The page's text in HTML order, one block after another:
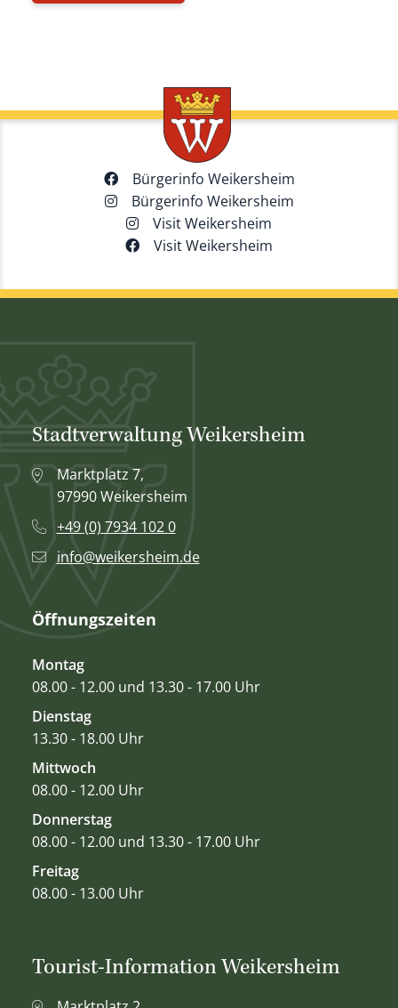
Bürgerinfo Weikersheim
Bürgerinfo Weikersheim
Visit Weikersheim
Visit Weikersheim
Stadtverwaltung Weikersheim
Marktplatz 7,
97990 Weikersheim
+49 (0) 7934 102 0
info@weikersheim.de
Öffnungszeiten
Montag
08.00 - 12.00 und 13.30 - 17.00 Uhr
Dienstag
13.30 - 18.00 Uhr
Mittwoch
08.00 - 12.00 Uhr
Donnerstag
08.00 - 12.00 und 13.30 - 17.00 Uhr
Freitag
08.00 - 13.00 Uhr
Tourist-Information Weikersheim